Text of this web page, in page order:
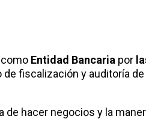
Entidad Bancaria por
fiscalización y auditoría de
de hacer negocios y la